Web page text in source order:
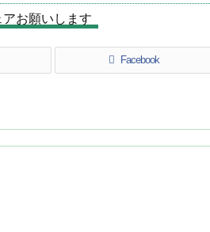
お願いします
Facebook